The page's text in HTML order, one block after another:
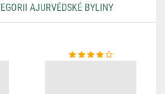
AJURVÉDSKÉ BYLINY